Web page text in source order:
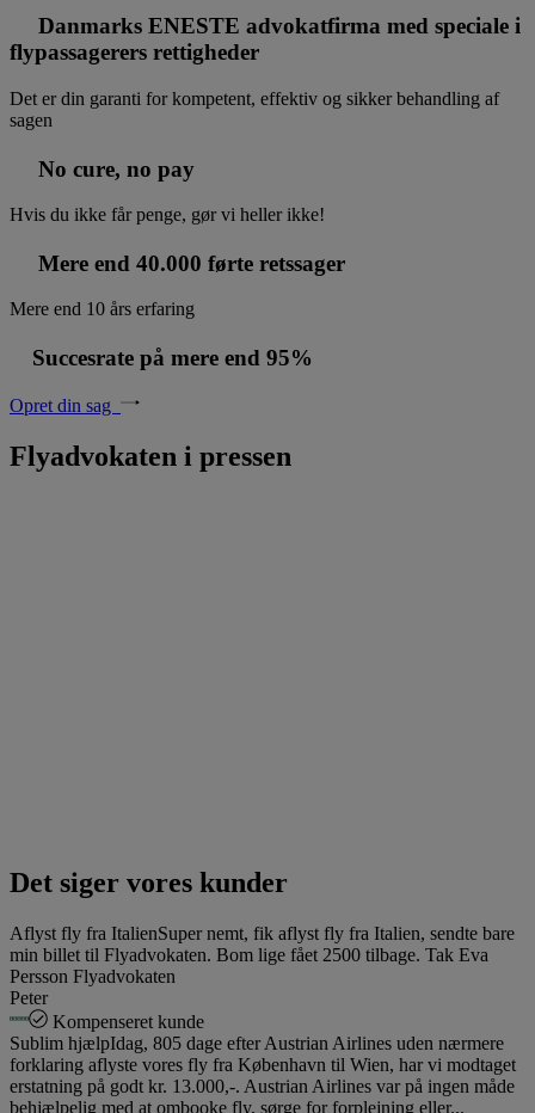
Danmarks ENESTE advokatfirma med speciale i
flypassagerers rettigheder
Det er din garanti for kompetent, effektiv og sikker behandling af
sagen
No cure, no pay
Hvis du ikke får penge, gør vi heller ikke!
Mere end 40.000 førte retssager
Mere end 10 års erfaring
Succesrate på mere end 95%
Opret din sag
Flyadvokaten i pressen
Det siger vores kunder
Aflyst fly fra ItalienSuper nemt, fik aflyst fly fra Italien, sendte bare
min billet til Flyadvokaten. Bom lige fået 2500 tilbage. Tak Eva
Persson Flyadvokaten
Peter
Kompenseret kunde
Sublim hjælpIdag, 805 dage efter Austrian Airlines uden nærmere
forklaring aflyste vores fly fra København til Wien, har vi modtaget
erstatning på godt kr. 13.000,-. Austrian Airlines var på ingen måde
behjælpelig med at ombooke fly, sørge for forplejning eller...